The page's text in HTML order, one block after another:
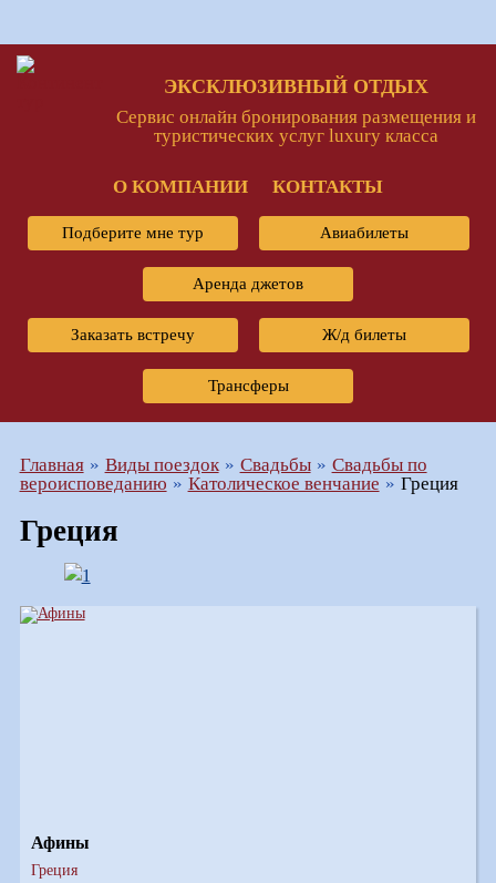
ЭКСКЛЮЗИВНЫЙ ОТДЫХ
Сервис онлайн бронирования размещения и
туристических услуг luxury класса
О КОМПАНИИ КОНТАКТЫ
Подберите мне тур Авиабилеты
Аренда джетов
Заказать встречу Ж/д билеты
Трансферы
Главная Виды поездок Свадьбы
Свадьбы по
вероисповеданию
Католическое венчание Греция
Греция
Афины
Греция